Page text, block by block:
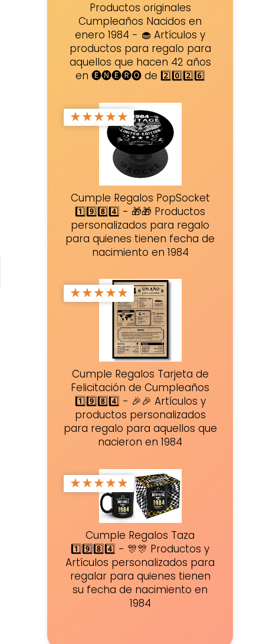
Productos originales
Cumpleaños Nacidos en
enero 1984 - 🧁 Artículos y
productos para regalo para
aquellos que hacen 42 años
en 🅔🅝🅔🅡🅞 de 2️⃣0️⃣2️⃣6️⃣
★★★★★
Cumple Regalos PopSocket
1️⃣9️⃣8️⃣4️⃣ - 🎁🎁 Productos
personalizados para regalo
para quienes tienen fecha de
nacimiento en 1984
★★★★★
Cumple Regalos Tarjeta de
Felicitación de Cumpleaños
1️⃣9️⃣8️⃣4️⃣ - 🎉🎉 Artículos y
productos personalizados
para regalo para aquellos que
nacieron en 1984
★★★★★
Cumple Regalos Taza
1️⃣9️⃣8️⃣4️⃣ - 🎊🎊 Productos y
Artículos personalizados para
regalar para quienes tienen
su fecha de nacimiento en
1984